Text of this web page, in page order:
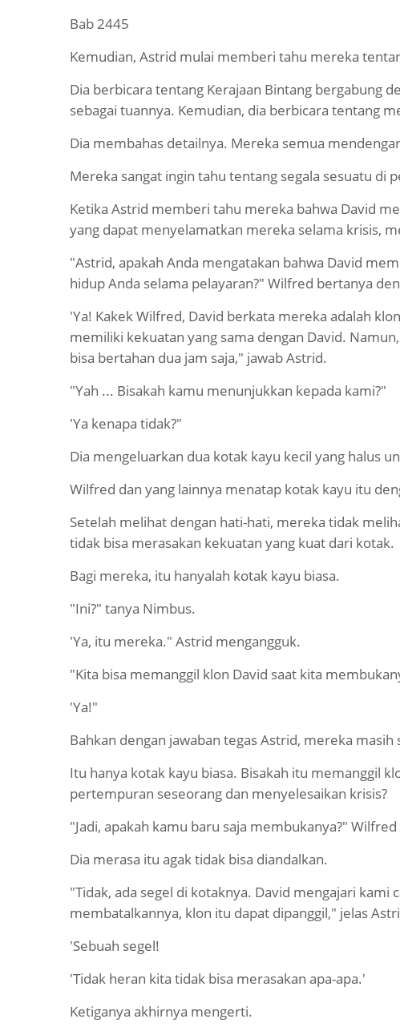
Bab 2445
Kemudian, Astrid mulai memberi tahu mereka
Dia berbicara tentang Kerajaan Bintang bergabung
sebagai tuannya. Kemudian, dia berbicara tentang
Dia membahas detailnya. Mereka semua
Mereka sangat ingin tahu tentang segala sesuatu di
Ketika Astrid memberi tahu mereka bahwa David
yang dapat menyelamatkan mereka selama krisis,
"Astrid, apakah Anda mengatakan bahwa David
hidup Anda selama pelayaran?" Wilfred bertanya
'Ya! Kakek Wilfred, David berkata mereka adalah
memiliki kekuatan yang sama dengan David.
bisa bertahan dua jam saja," jawab Astrid.
"Yah ... Bisakah kamu menunjukkan kepada kami?"
'Ya kenapa tidak?"
Dia mengeluarkan dua kotak kayu kecil yang halus
Wilfred dan yang lainnya menatap kotak kayu itu
Setelah melihat dengan hati-hati, mereka tidak
tidak bisa merasakan kekuatan yang kuat dari kotak.
Bagi mereka, itu hanyalah kotak kayu biasa.
"Ini?" tanya Nimbus.
'Ya, itu mereka." Astrid mengangguk.
"Kita bisa memanggil klon David saat kita
'Ya!"
Bahkan dengan jawaban tegas Astrid, mereka masih
Itu hanya kotak kayu biasa. Bisakah itu memanggil
pertempuran seseorang dan menyelesaikan krisis?
"Jadi, apakah kamu baru saja membukanya?"
Dia merasa itu agak tidak bisa diandalkan.
"Tidak, ada segel di kotaknya. David mengajari
membatalkannya, klon itu dapat dipanggil," jelas
'Sebuah segel!
'Tidak heran kita tidak bisa merasakan apa-apa.'
Ketiganya akhirnya mengerti.